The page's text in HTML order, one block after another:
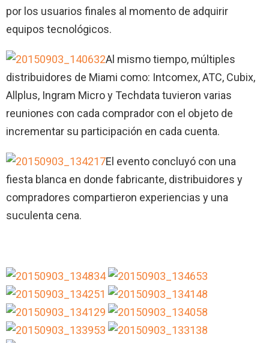
por los usuarios finales al momento de adquirir
equipos tecnológicos.
Al mismo tiempo, múltiples
distribuidores de Miami como: Intcomex, ATC, Cubix,
Allplus, Ingram Micro y Techdata tuvieron varias
reuniones con cada comprador con el objeto de
incrementar su participación en cada cuenta.
El evento concluyó con una
fiesta blanca en donde fabricante, distribuidores y
compradores compartieron experiencias y una
suculenta cena.